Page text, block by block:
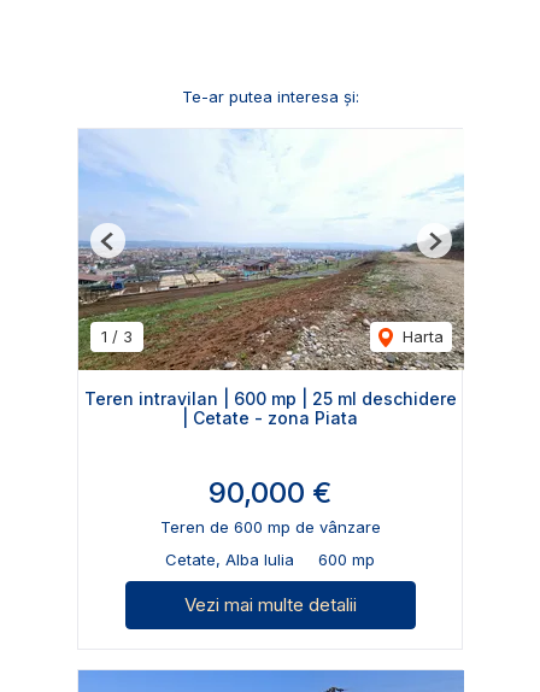
Te-ar putea interesa și:
1 / 3 Harta
Previous Next
Teren intravilan | 600 mp | 25 ml deschidere
| Cetate - zona Piata
90,000 €
Teren de 600 mp de vânzare
Cetate, Alba Iulia
600 mp
Vezi mai multe detalii